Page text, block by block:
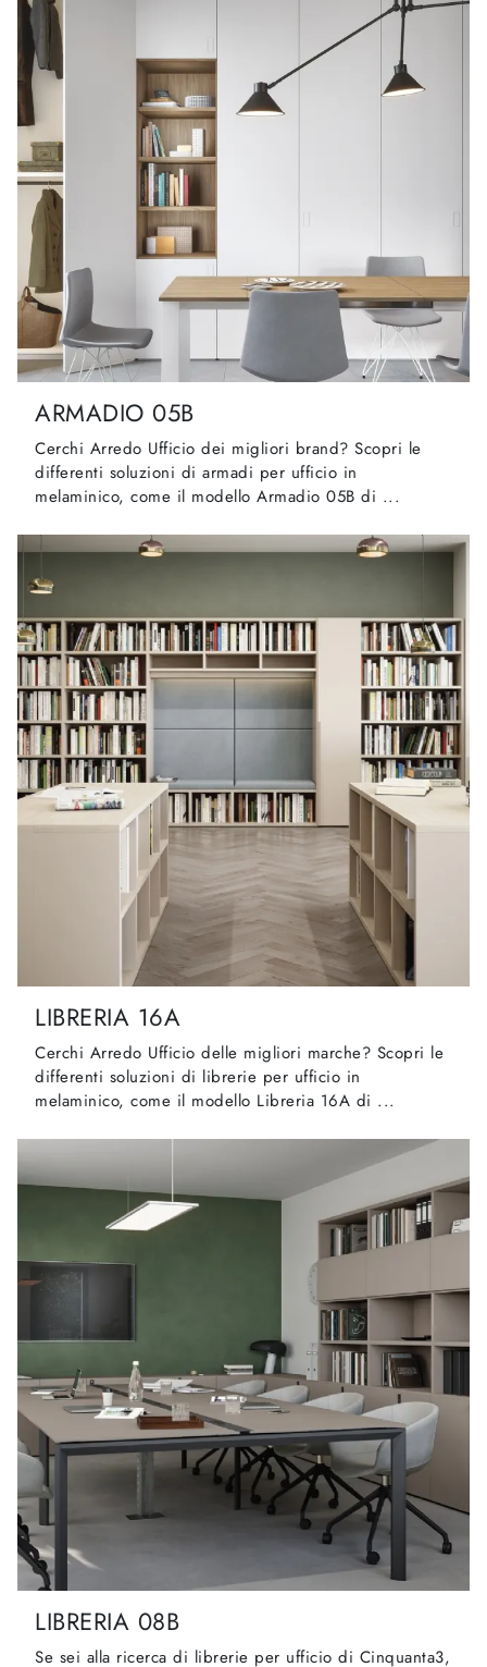
ARMADIO 05B
Cerchi Arredo Ufficio dei migliori brand? Scopri le
differenti soluzioni di armadi per ufficio in
melaminico, come il modello Armadio 05B di ...
LIBRERIA 16A
Cerchi Arredo Ufficio delle migliori marche? Scopri le
differenti soluzioni di librerie per ufficio in
melaminico, come il modello Libreria 16A di ...
LIBRERIA 08B
Se sei alla ricerca di librerie per ufficio di Cinquanta3,